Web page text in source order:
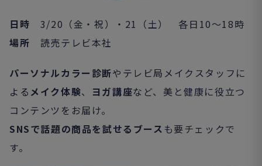
日時 3/20（金・祝）・21（土） 各日10～18時
場所 読売テレビ本社
パーソナルカラー診断やテレビ局メイクスタッフに
よる メイク体験、 ヨガ講座など、美と健康に役立つ
コンテンツをお届け。
SNSで話題の商品を試せるブース も要チェックで
す。